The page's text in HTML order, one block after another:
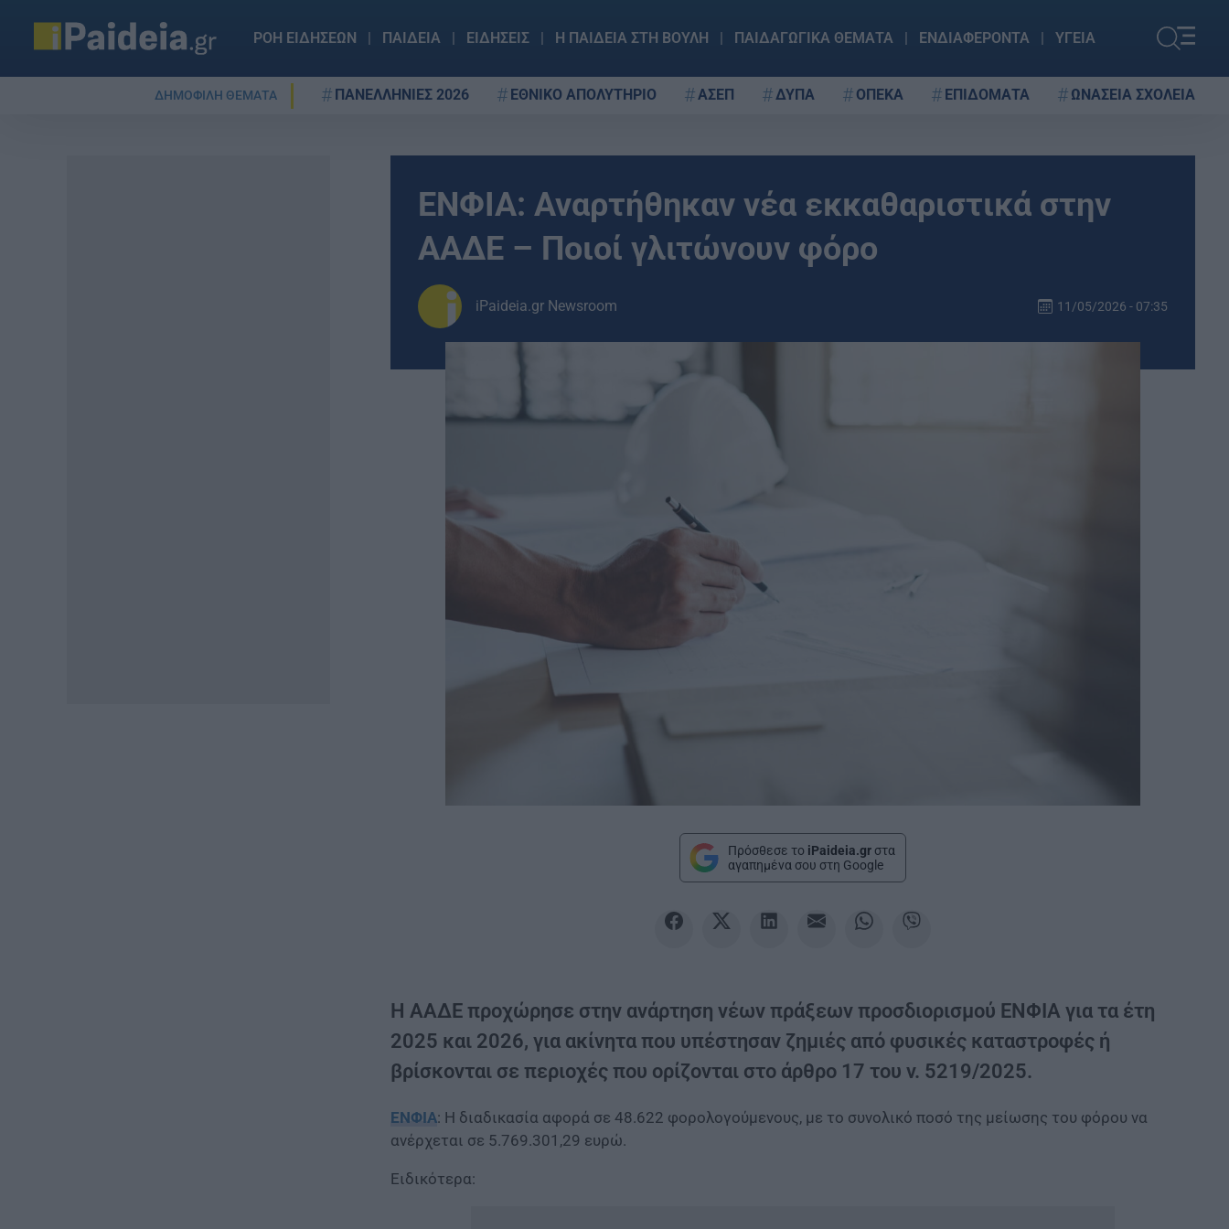
ΡΟΗ ΕΙΔΗΣΕΩΝ ΠΑΙΔΕΙΑ ΕΙΔΗΣΕΙΣ Η ΠΑΙΔΕΙΑ ΣΤΗ ΒΟΥΛΗ ΠΑΙΔΑΓΩΓΙΚΑ ΘΕΜΑΤΑ ΕΝΔΙΑΦΕΡΟΝΤΑ ΥΓΕΙΑ
ΔΗΜΟΦΙΛΗ ΘΕΜΑΤΑ ΠΑΝΕΛΛΗΝΙΕΣ 2026 ΕΘΝΙΚΟ ΑΠΟΛΥΤΗΡΙΟ ΑΣΕΠ ΔΥΠΑ ΟΠΕΚΑ ΕΠΙΔΟΜΑΤΑ ΩΝΑΣΕΙΑ ΣΧΟΛΕΙΑ
ΕΝΦΙΑ: Αναρτήθηκαν νέα εκκαθαριστικά στην
ΑΑΔΕ – Ποιοί γλιτώνουν φόρο
iPaideia.gr Newsroom 11/05/2026 - 07:35
Πρόσθεσε το iPaideia.gr στα
αγαπημένα σου στη Google
Η ΑΑΔΕ προχώρησε στην ανάρτηση νέων πράξεων προσδιορισμού ΕΝΦΙΑ για τα έτη
2025 και 2026, για ακίνητα που υπέστησαν ζημιές από φυσικές καταστροφές ή
βρίσκονται σε περιοχές που ορίζονται στο άρθρο 17 του ν. 5219/2025.
ΕΝΦΙΑ: Η διαδικασία αφορά σε 48.622 φορολογούμενους, με το συνολικό ποσό της μείωσης του φόρου να
ανέρχεται σε 5.769.301,29 ευρώ.
Ειδικότερα: